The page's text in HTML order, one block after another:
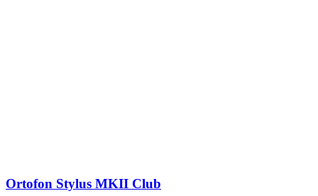
Ortofon Stylus MKII Club